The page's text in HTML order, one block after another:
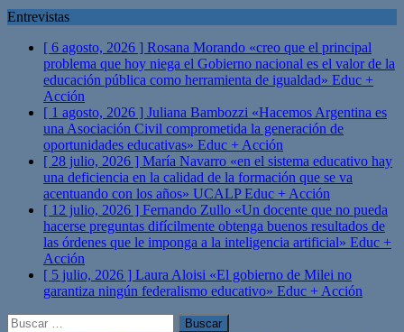
Entrevistas
[ 6 agosto, 2026 ] Rosana Morando «creo que el principal
problema que hoy niega el Gobierno nacional es el valor de la
educación pública como herramienta de igualdad» Educ +
Acción
[ 1 agosto, 2026 ] Juliana Bambozzi «Hacemos Argentina es
una Asociación Civil comprometida la generación de
oportunidades educativas» Educ + Acción
[ 28 julio, 2026 ] María Navarro «en el sistema educativo hay
una deficiencia en la calidad de la formación que se va
acentuando con los años» UCALPEduc + Acción
[ 12 julio, 2026 ] Fernando Zullo «Un docente que no pueda
hacerse preguntas difícilmente obtenga buenos resultados de
las órdenes que le imponga a la inteligencia artificial» Educ +
Acción
[ 5 julio, 2026 ] Laura Aloisi «El gobierno de Milei no
garantiza ningún federalismo educativo» Educ + Acción
Buscar: